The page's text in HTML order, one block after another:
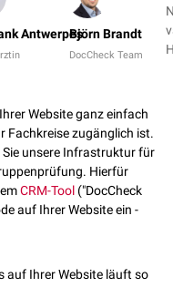
AntwerpesBjörn Brandt
DocCheck Team
Website ganz einfach
Fachkreise zugänglich ist.
unsere Infrastruktur für
Hierfür
CRM-Tool ("DocCheck
auf Ihrer Website ein -
auf Ihrer Website läuft so